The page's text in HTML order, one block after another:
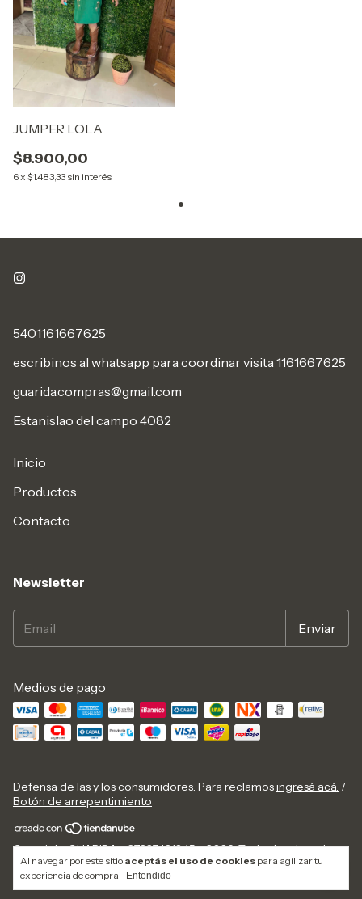
Al navegar por este sitio aceptás el uso de cookies para agilizar tu
experiencia de compra.
Entendido
JUMPER LOLA
$8.900,00
6 x $1.483,33 sin interés
5401161667625
escribinos al whatsapp para coordinar visita 1161667625
guarida.compras@gmail.com
Estanislao del campo 4082
Inicio
Productos
Contacto
Newsletter
Medios de pago
Defensa de las y los consumidores. Para reclamosingresá acá. /
Botón de arrepentimiento
Copyright GUARIDA - 27327431345 - 2026. Todos los derechos
reservados.